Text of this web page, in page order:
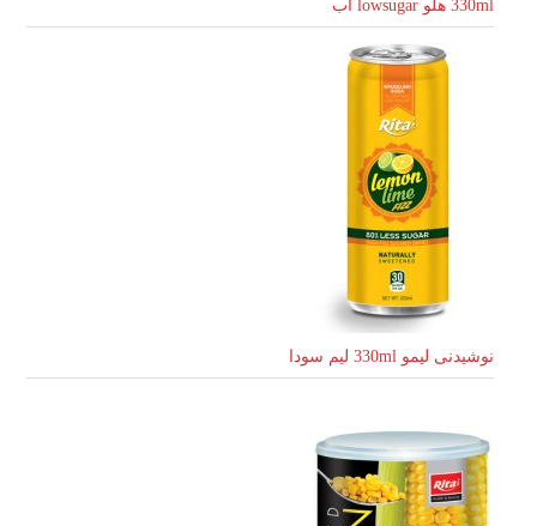
330ml هلو lowsugar آب
نوشیدنی لیمو 330ml لیم سودا